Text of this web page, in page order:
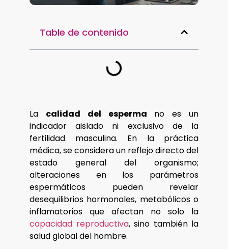
Table de contenido
La calidad del esperma no es un
indicador aislado ni exclusivo de la
fertilidad masculina. En la práctica
médica, se considera un reflejo directo del
estado general del organismo;
alteraciones en los parámetros
espermáticos pueden revelar
desequilibrios hormonales, metabólicos o
inflamatorios que afectan no solo la
capacidad reproductiva, sino también la
salud global del hombre.